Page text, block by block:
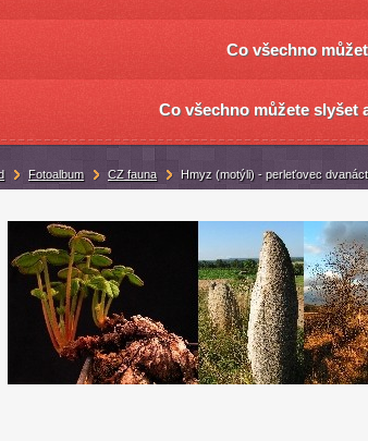
Co všechno
Co všechno můžete slyšet
Fotoalbum CZ fauna Hmyz (motýli) - perleťovec